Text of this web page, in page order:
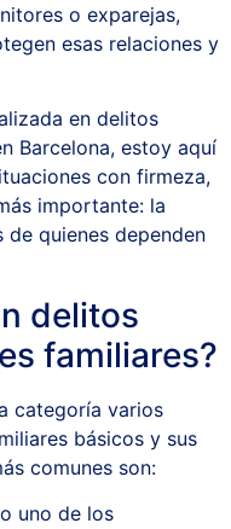
o exparejas,
esas relaciones y
en delitos
Barcelona, estoy aquí
con firmeza,
importante: la
quienes dependen
delitos
familiares?
categoría varios
básicos y sus
comunes son:
uno de los